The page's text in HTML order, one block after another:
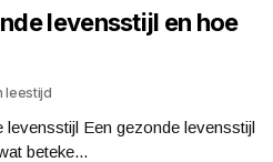
levensstijl en hoe
leestijd
levensstijl Een gezonde levensstijl
beteke...